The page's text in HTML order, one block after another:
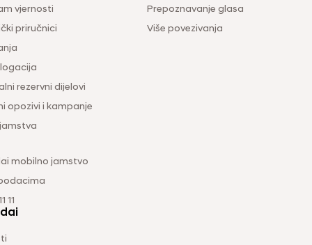
vjernosti
priručnici
rezervni dijelovi
opozivi i kampanje
mobilno jamstvo
11
Prepoznavanje glasa
Više povezivanja